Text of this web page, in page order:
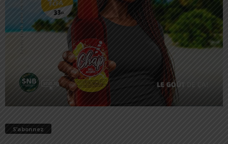
S’abonnez